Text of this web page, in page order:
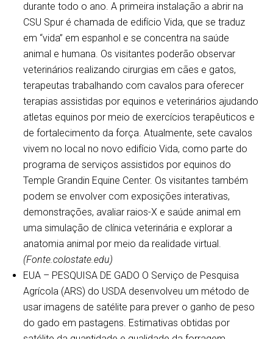
durante todo o ano. A primeira instalação a abrir na
CSU Spur é chamada de edifício Vida, que se traduz
em “vida” em espanhol e se concentra na saúde
animal e humana. Os visitantes poderão observar
veterinários realizando cirurgias em cães e gatos,
terapeutas trabalhando com cavalos para oferecer
terapias assistidas por equinos e veterinários ajudando
atletas equinos por meio de exercícios terapêuticos e
de fortalecimento da força. Atualmente, sete cavalos
vivem no local no novo edifício Vida, como parte do
programa de serviços assistidos por equinos do
Temple Grandin Equine Center. Os visitantes também
podem se envolver com exposições interativas,
demonstrações, avaliar raios-X e saúde animal em
uma simulação de clínica veterinária e explorar a
anatomia animal por meio da realidade virtual.
(Fonte.colostate.edu)
EUA – PESQUISA DE GADO O Serviço de Pesquisa
Agrícola (ARS) do USDA desenvolveu um método de
usar imagens de satélite para prever o ganho de peso
do gado em pastagens. Estimativas obtidas por